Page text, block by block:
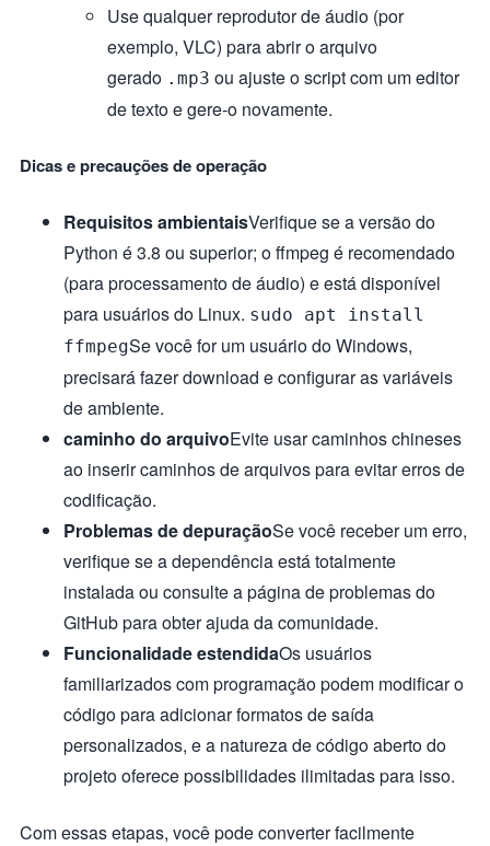
Use qualquer reprodutor de áudio (por
exemplo, VLC) para abrir o arquivo
gerado .mp3 ou ajuste o script com um editor
de texto e gere-o novamente.
Dicas e precauções de operação
Requisitos ambientaisVerifique se a versão do
Python é 3.8 ou superior; o ffmpeg é recomendado
(para processamento de áudio) e está disponível
para usuários do Linux. sudo apt install
ffmpegSe você for um usuário do Windows,
precisará fazer download e configurar as variáveis
de ambiente.
caminho do arquivoEvite usar caminhos chineses
ao inserir caminhos de arquivos para evitar erros de
codificação.
Problemas de depuraçãoSe você receber um erro,
verifique se a dependência está totalmente
instalada ou consulte a página de problemas do
GitHub para obter ajuda da comunidade.
Funcionalidade estendidaOs usuários
familiarizados com programação podem modificar o
código para adicionar formatos de saída
personalizados, e a natureza de código aberto do
projeto oferece possibilidades ilimitadas para isso.
Com essas etapas, você pode converter facilmente